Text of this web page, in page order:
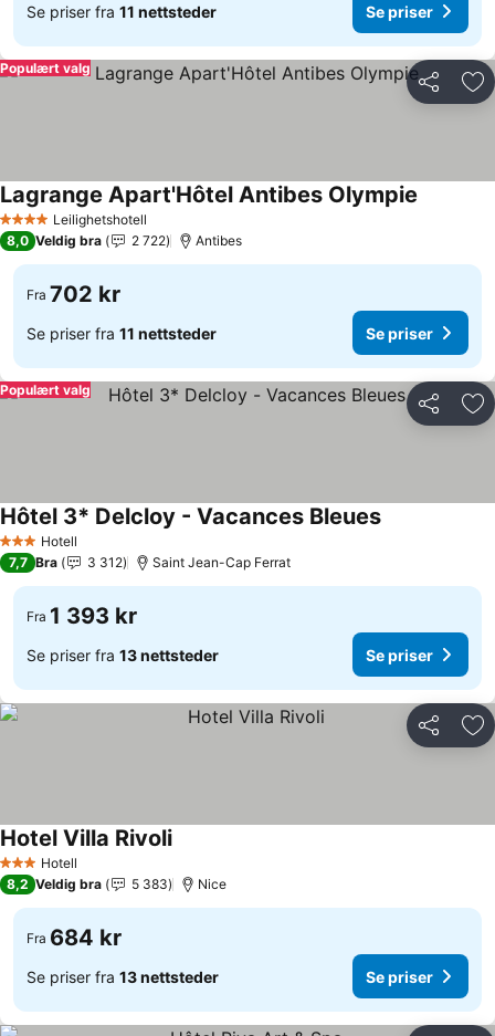
Se priser fra 11 nettsteder Se priser
Del
Populært valg
4 StjernerLeilighetshotell
Lagrange Apart'Hôtel Antibes Olympie
8,0 Veldig bra 2 722 Antibes
Fra 702 kr
Se priser fra 11 nettsteder Se priser
Del
Populært valg
3 StjernerHotell
Hôtel 3* Delcloy - Vacances Bleues
7,7 Bra 3 312 Saint Jean-Cap Ferrat
Fra 1 393 kr
Se priser fra 13 nettsteder Se priser
Del
3 StjernerHotell
Hotel Villa Rivoli
8,2 Veldig bra 5 383 Nice
Fra 684 kr
Se priser fra 13 nettsteder Se priser